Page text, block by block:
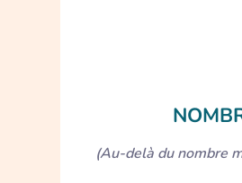
(Au-delà du nombre